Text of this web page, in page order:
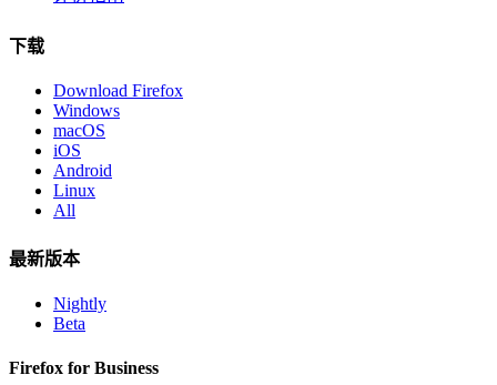
下载
Download Firefox
Windows
macOS
iOS
Android
Linux
All
最新版本
Nightly
Beta
Firefox for Business